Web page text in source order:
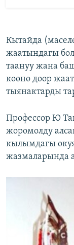
Кытайда
жаатындагы
таануу жана
көөнө доор
тыянактарды
Профессор Ю
жоромолду
кылымдагы
жазмаларында